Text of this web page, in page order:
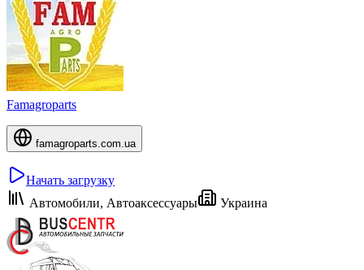
Famagroparts
famagroparts.com.ua
Начать загрузку
Автомобили, Автоаксессуары
Украина